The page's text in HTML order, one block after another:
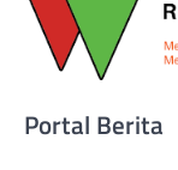
Portal Berita